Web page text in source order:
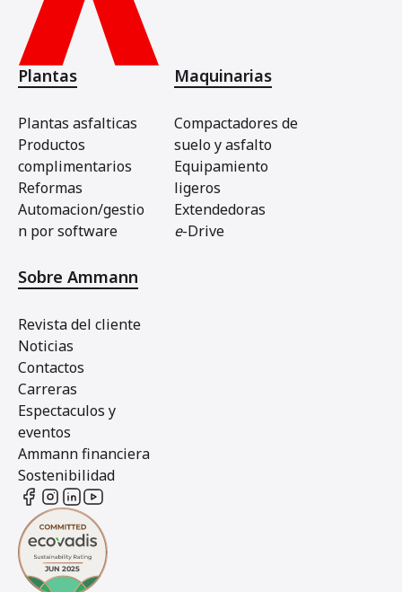
Plantas
Plantas asfalticas
Productos
complimentarios
Reformas
Automacion/gestio
n por software
Maquinarias
Compactadores de
suelo y asfalto
Equipamiento
ligeros
Extendedoras
e-Drive
Sobre Ammann
Revista del cliente
Noticias
Contactos
Carreras
Espectaculos y
eventos
Ammann financiera
Sostenibilidad